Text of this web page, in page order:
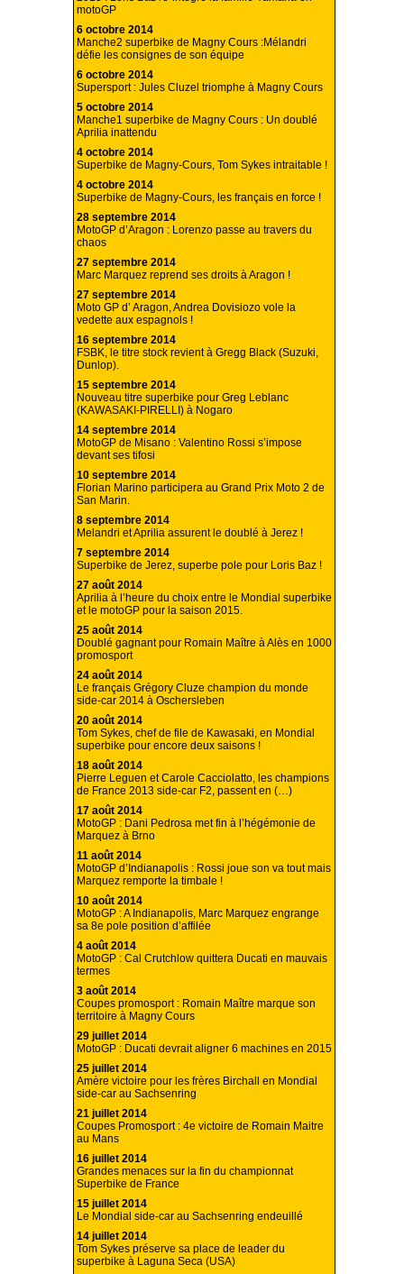
motoGP
6 octobre 2014
Manche2 superbike de Magny Cours :Mélandri
défie les consignes de son équipe
6 octobre 2014
Supersport : Jules Cluzel triomphe à Magny Cours
5 octobre 2014
Manche1 superbike de Magny Cours : Un doublé
Aprilia inattendu
4 octobre 2014
Superbike de Magny-Cours, Tom Sykes intraitable !
4 octobre 2014
Superbike de Magny-Cours, les français en force !
28 septembre 2014
MotoGP d’Aragon : Lorenzo passe au travers du
chaos
27 septembre 2014
Marc Marquez reprend ses droits à Aragon !
27 septembre 2014
Moto GP d’ Aragon, Andrea Dovisiozo vole la
vedette aux espagnols !
16 septembre 2014
FSBK, le titre stock revient à Gregg Black (Suzuki,
Dunlop).
15 septembre 2014
Nouveau titre superbike pour Greg Leblanc
(KAWASAKI-PIRELLI) à Nogaro
14 septembre 2014
MotoGP de Misano : Valentino Rossi s’impose
devant ses tifosi
10 septembre 2014
Florian Marino participera au Grand Prix Moto 2 de
San Marin.
8 septembre 2014
Melandri et Aprilia assurent le doublé à Jerez !
7 septembre 2014
Superbike de Jerez, superbe pole pour Loris Baz !
27 août 2014
Aprilia à l’heure du choix entre le Mondial superbike
et le motoGP pour la saison 2015.
25 août 2014
Doublé gagnant pour Romain Maître à Alès en 1000
promosport
24 août 2014
Le français Grégory Cluze champion du monde
side-car 2014 à Oschersleben
20 août 2014
Tom Sykes, chef de file de Kawasaki, en Mondial
superbike pour encore deux saisons !
18 août 2014
Pierre Leguen et Carole Cacciolatto, les champions
de France 2013 side-car F2, passent en (…)
17 août 2014
MotoGP : Dani Pedrosa met fin à l’hégémonie de
Marquez à Brno
11 août 2014
MotoGP d’Indianapolis : Rossi joue son va tout mais
Marquez remporte la timbale !
10 août 2014
MotoGP : A Indianapolis, Marc Marquez engrange
sa 8e pole position d’affilée
4 août 2014
MotoGP : Cal Crutchlow quittera Ducati en mauvais
termes
3 août 2014
Coupes promosport : Romain Maître marque son
territoire à Magny Cours
29 juillet 2014
MotoGP : Ducati devrait aligner 6 machines en 2015
25 juillet 2014
Amère victoire pour les frères Birchall en Mondial
side-car au Sachsenring
21 juillet 2014
Coupes Promosport : 4e victoire de Romain Maitre
au Mans
16 juillet 2014
Grandes menaces sur la fin du championnat
Superbike de France
15 juillet 2014
Le Mondial side-car au Sachsenring endeuillé
14 juillet 2014
Tom Sykes préserve sa place de leader du
superbike à Laguna Seca (USA)